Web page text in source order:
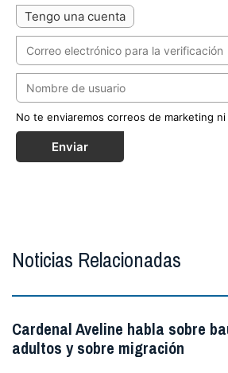
Tengo una cuenta
No te enviaremos correos de marketing
Enviar
Noticias Relacionadas
Cardenal Aveline habla sobre
adultos y sobre migración